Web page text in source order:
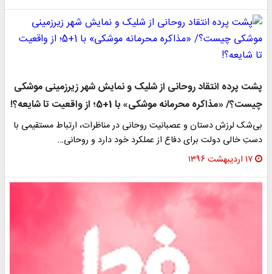
پشت پرده انتقاد روحانی از شلیک و نمایش شهر زیرزمینی موشکی
چیست؟/ «مذاکره محرمانه موشکی» با 1+5؛ از واقعیت تا شایعه؟!
بی‌شک لرزش دستان و عصبانیت روحانی در مناظرات، ارتباط مستقیمی با
دستِ خالی دولت برای دفاع از عملکرد خود دارد و روحانی…
۱۷ اردیبهشت ۱۳۹۶